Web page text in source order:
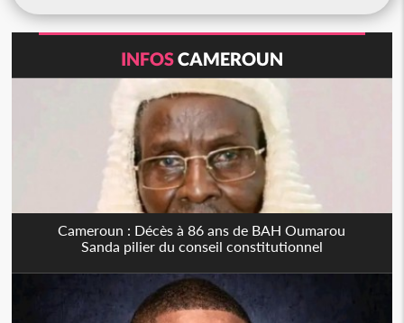
INFOSCAMEROUN
Cameroun : Décès à 86 ans de BAH Oumarou
Sanda pilier du conseil constitutionnel